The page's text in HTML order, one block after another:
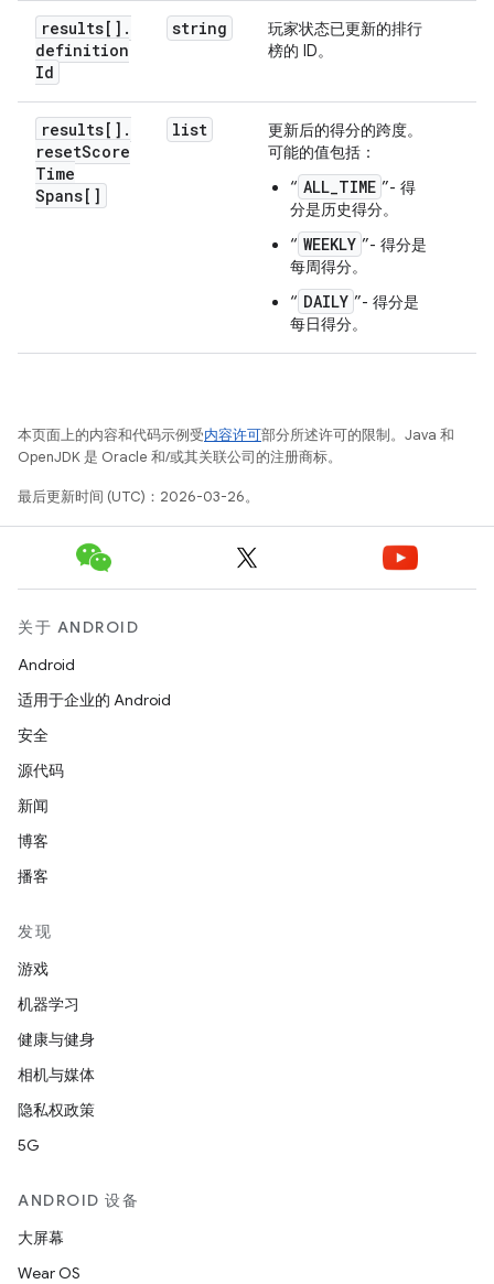
results[] .
definition
Id
string
玩家状态已更新的排行
榜的 ID。
results[] .
resetScore
Time
Spans[]
list
更新后的得分的跨度。
可能的值包括：
“ ALL_TIME ”- 得
分是历史得分。
“ WEEKLY ”- 得分是
每周得分。
“ DAILY ”- 得分是
每日得分。
本页面上的内容和代码示例受内容许可部分所述许可的限制。Java 和
OpenJDK 是 Oracle 和/或其关联公司的注册商标。
最后更新时间 (UTC)：2026-03-26。
关于 ANDROID
Android
适用于企业的 Android
安全
源代码
新闻
博客
播客
发现
游戏
机器学习
健康与健身
相机与媒体
隐私权政策
5G
ANDROID 设备
大屏幕
Wear OS